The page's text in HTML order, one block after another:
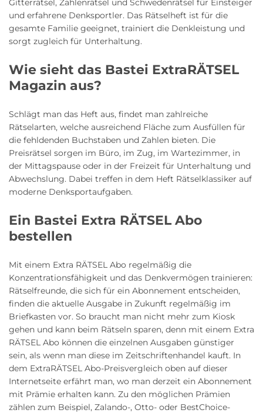
Gitterrätsel, Zahlenrätsel und Schwedenrätsel für Einsteiger
und erfahrene Denksportler. Das Rätselheft ist für die
gesamte Familie geeignet, trainiert die Denkleistung und
sorgt zugleich für Unterhaltung.
Wie sieht das Bastei ExtraRÄTSEL
Magazin aus?
Schlägt man das Heft aus, findet man zahlreiche
Rätselarten, welche ausreichend Fläche zum Ausfüllen für
die fehldenden Buchstaben und Zahlen bieten. Die
Preisrätsel sorgen im Büro, im Zug, im Wartezimmer, in
der Mittagspause oder in der Freizeit für Unterhaltung und
Abwechslung. Dabei treffen in dem Heft Rätselklassiker auf
moderne Denksportaufgaben.
Ein Bastei Extra RÄTSEL Abo
bestellen
Mit einem Extra RÄTSEL Abo regelmäßig die
Konzentrationsfähigkeit und das Denkvermögen trainieren:
Rätselfreunde, die sich für ein Abonnement entscheiden,
finden die aktuelle Ausgabe in Zukunft regelmäßig im
Briefkasten vor. So braucht man nicht mehr zum Kiosk
gehen und kann beim Rätseln sparen, denn mit einem Extra
RÄTSEL Abo können die einzelnen Ausgaben günstiger
sein, als wenn man diese im Zeitschriftenhandel kauft. In
dem ExtraRÄTSEL Abo-Preisvergleich oben auf dieser
Internetseite erfährt man, wo man derzeit ein Abonnement
mit Prämie erhalten kann. Zu den möglichen Prämien
zählen zum Beispiel, Zalando-, Otto- oder BestChoice-